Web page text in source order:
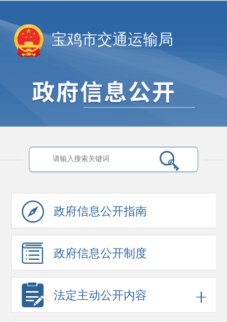
宝鸡市交通运输局
政府信息公开指南
政府信息公开制度
法定主动公开内容